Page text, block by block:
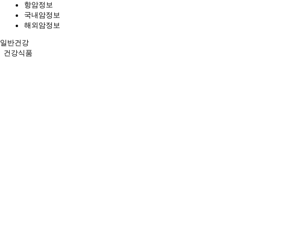
항암정보
국내암정보
해외암정보
일반건강
건강식품